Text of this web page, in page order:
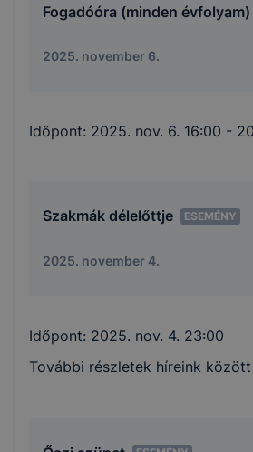
Fogadóóra (minden évfolyam)
2025. november 6.
Időpont: 2025. nov. 6. 16:00 -
Szakmák délelőttje ESEMÉNY
2025. november 4.
Időpont: 2025. nov. 4. 23:00
További részletek híreink között